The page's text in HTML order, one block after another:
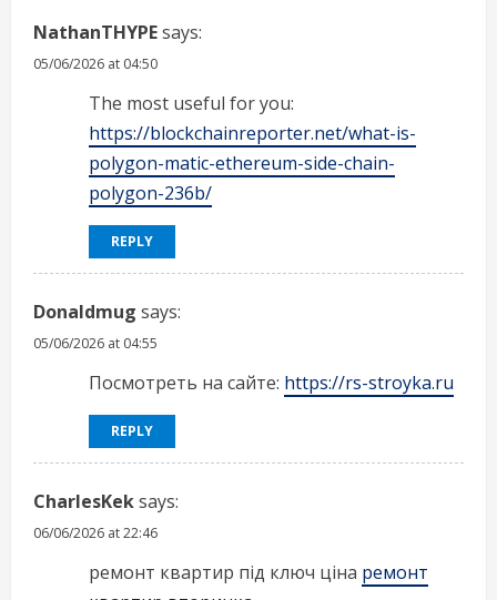
NathanTHYPEsays:
05/06/2026 at 04:50
The most useful for you:
https://blockchainreporter.net/what-is-
polygon-matic-ethereum-side-chain-
polygon-236b/
REPLY
Donaldmug says:
05/06/2026 at 04:55
Посмотреть на сайте: https://rs-stroyka.ru
REPLY
CharlesKeksays:
06/06/2026 at 22:46
ремонт квартир під ключ ціна ремонт